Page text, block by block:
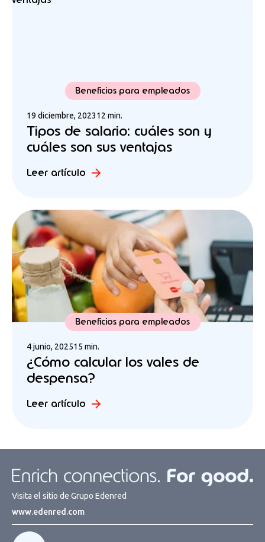
Beneficios para empleados
19 diciembre, 202312 min.
Tipos de salario: cuáles son y
cuáles son sus ventajas
Leer artículo
Beneficios para empleados
4 junio, 202515 min.
¿Cómo calcular los vales de
despensa?
Leer artículo
Visita el sitio de Grupo Edenred
www.edenred.com